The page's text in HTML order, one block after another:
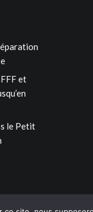
et
le Petit